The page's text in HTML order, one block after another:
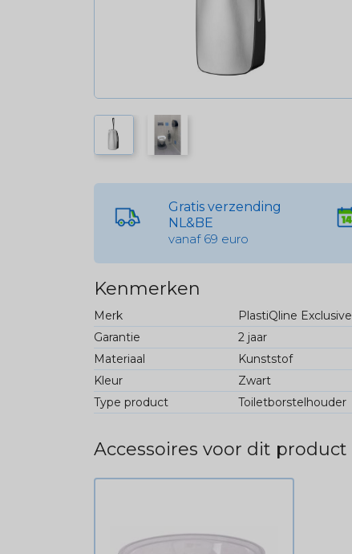
Gratis verzending
NL&BE
vanaf 69 euro
Kenmerken
Merk
PlastiQline Exclusive
Garantie
2 jaar
Materiaal
Kunststof
Kleur
Zwart
Type product
Toiletborstelhouder
Accessoires voor dit product